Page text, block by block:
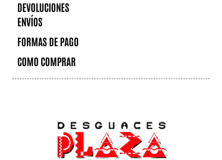
DEVOLUCIONES
ENVÍOS
FORMAS DE PAGO
COMO COMPRAR